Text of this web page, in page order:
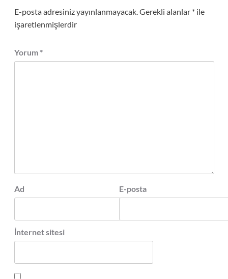
E-posta adresiniz yayınlanmayacak. Gerekli alanlar *ile
işaretlenmişlerdir
Yorum *
Ad E-posta
İnternet sitesi